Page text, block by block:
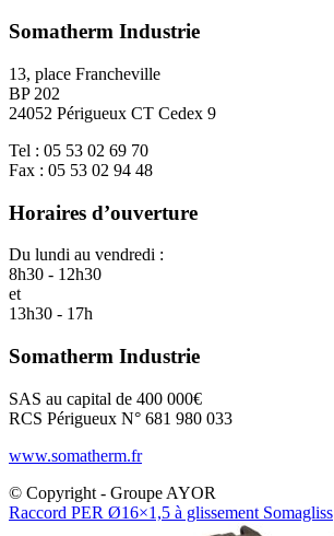
Somatherm Industrie
13, place Francheville
BP 202
24052 Périgueux CT Cedex 9
Tel : 05 53 02 69 70
Fax : 05 53 02 94 48
Horaires d’ouverture
Du lundi au vendredi :
8h30 - 12h30
et
13h30 - 17h
Somatherm Industrie
SAS au capital de 400 000€
RCS Périgueux N° 681 980 033
www.somatherm.fr
© Copyright - Groupe AYOR
Raccord PER Ø16×1,5 à glissement Somagliss